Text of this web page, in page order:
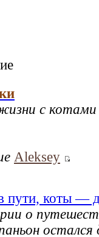
с котами
Aleksey
пути, коты —
о
остался